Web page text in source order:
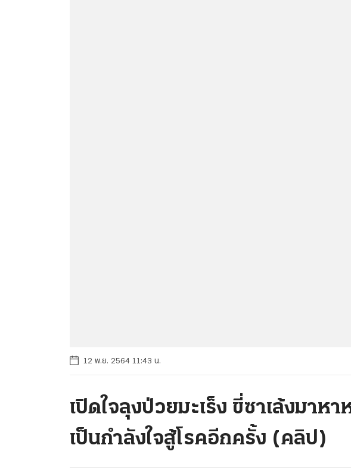
12 พ.ย. 2564 11:43 น.
เปิดใจลุงป่วยมะเร็ง ขี่ซาเล้งมาห
เป็นกำลังใจสู้โรคอีกครั้ง (คลิป)